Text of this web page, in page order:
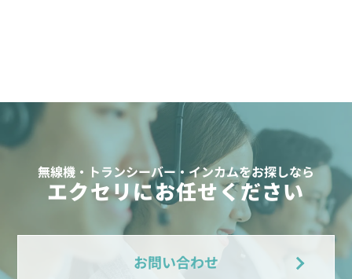
無線機・トランシーバー・インカムをお探しなら
エクセリにお任せください
お問い合わせ